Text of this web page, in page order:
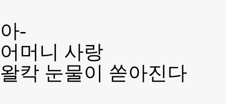
아-
어머니 사랑
왈칵 눈물이 쏟아진다